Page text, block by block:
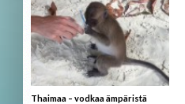
Thaimaa – vodkaa ämpäristä